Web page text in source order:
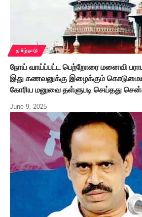
தமிழ்நாடு
நோய் வாய்ப்பட்ட பெற்றோரை மனைவி
இது கணவனுக்கு இழைக்கும்
கோரிய மனுவை தள்ளுபடி செய்தது
June 9, 2025